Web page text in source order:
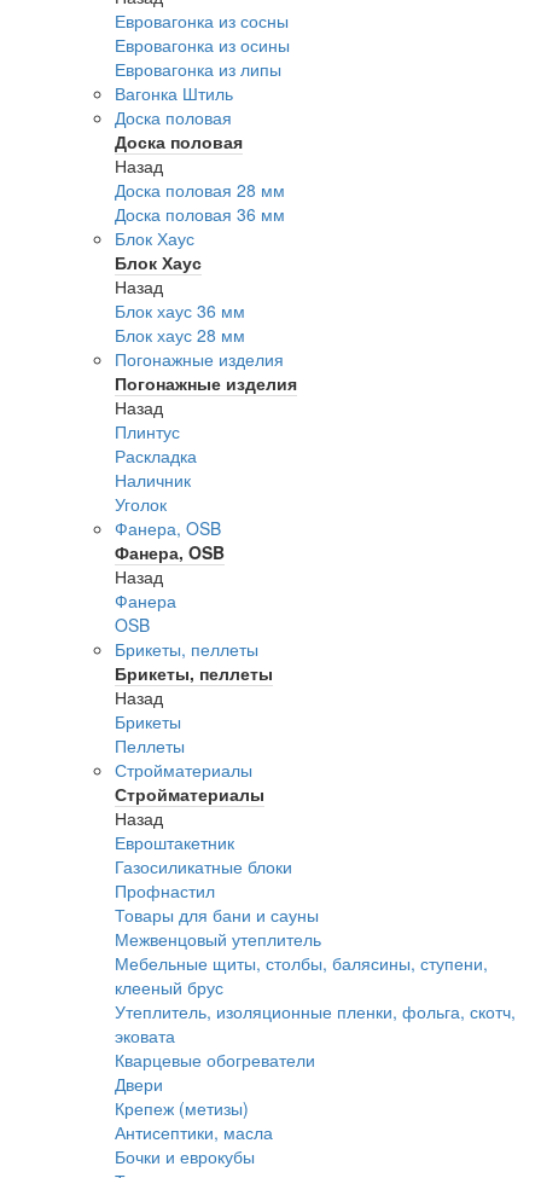
Евровагонка из сосны
Евровагонка из осины
Евровагонка из липы
Вагонка Штиль
Доска половая
Доска половая
Назад
Доска половая 28 мм
Доска половая 36 мм
Блок Хаус
Блок Хаус
Назад
Блок хаус 36 мм
Блок хаус 28 мм
Погонажные изделия
Погонажные изделия
Назад
Плинтус
Раскладка
Наличник
Уголок
Фанера, OSB
Фанера, OSB
Назад
Фанера
OSB
Брикеты, пеллеты
Брикеты, пеллеты
Назад
Брикеты
Пеллеты
Стройматериалы
Стройматериалы
Назад
Евроштакетник
Газосиликатные блоки
Профнастил
Товары для бани и сауны
Межвенцовый утеплитель
Мебельные щиты, столбы, балясины, ступени,
клееный брус
Утеплитель, изоляционные пленки, фольга, скотч,
эковата
Кварцевые обогреватели
Двери
Крепеж (метизы)
Антисептики, масла
Бочки и еврокубы